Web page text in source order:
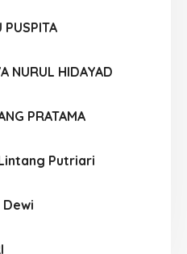
PUSPITA
NURUL HIDAYAD
PRATAMA
Putriari